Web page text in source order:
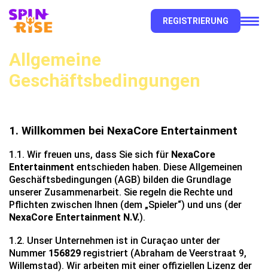
REGISTRIERUNG
Allgemeine
Geschäftsbedingungen
1. Willkommen bei NexaCore Entertainment
1.1. Wir freuen uns, dass Sie sich für NexaCore
Entertainment entschieden haben. Diese Allgemeinen
Geschäftsbedingungen (AGB) bilden die Grundlage
unserer Zusammenarbeit. Sie regeln die Rechte und
Pflichten zwischen Ihnen (dem „Spieler“) und uns (der
NexaCore Entertainment N.V.).
1.2. Unser Unternehmen ist in Curaçao unter der
Nummer 156829 registriert (Abraham de Veerstraat 9,
Willemstad). Wir arbeiten mit einer offiziellen Lizenz der